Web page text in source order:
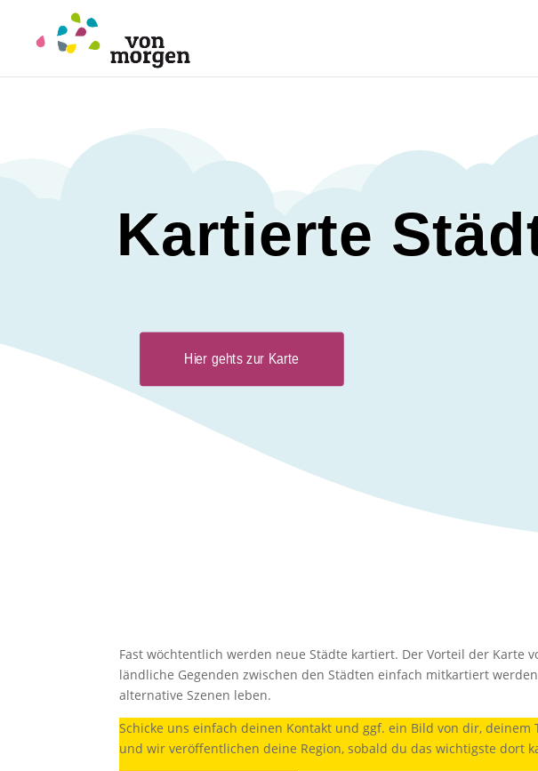
Kartierte
Hier gehts zur Karte
Fast wöchtentlich werden neue Städte kartiert. Der Vorteil der Karte
ländliche Gegenden zwischen den Städten einfach mitkartiert
alternative Szenen leben.
Schicke uns einfach deinen Kontakt und ggf. ein Bild von dir,
und wir veröffentlichen deine Region, sobald du das wichtigste dort